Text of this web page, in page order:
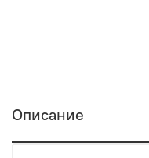
Описание